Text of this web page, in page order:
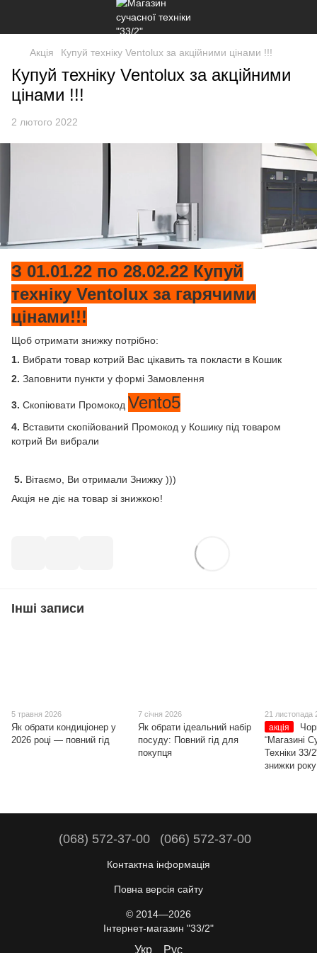
Акція Купуй техніку Ventolux за акційними цінами !!!
Купуй техніку Ventolux за акційними
цінами !!!
2 лютого 2022
З 01.01.22 по 28.02.22 Купуй
техніку Ventolux за гарячими
цінами!!!
Щоб отримати знижку потрібно:
1. Вибрати товар котрий Вас цікавить та покласти в Кошик
2. Заповнити пункти у формі Замовлення
3. Скопіювати Промокод Vento5
4. Вставити скопійований Промокод у Кошику під товаром
котрий Ви вибрали
5. Вітаємо, Ви отримали Знижку )))
Акція не діє на товар зі знижкою!
Інші записи
5 травня 2026
Як обрати кондиціонер у
2026 році — повний гід
7 січня 2026
Як обрати ідеальний набір
посуду: Повний гід для
покупця
21 листопада
акція
“Магазині
Техніки 33/
знижки
(068) 572-37-00 (066) 572-37-00
Контактна інформація
Повна версія сайту
© 2014—2026
Інтернет-магазин "33/2"
Укр Рус